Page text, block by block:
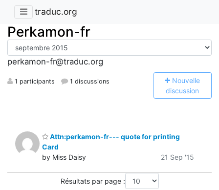
traduc.org
Perkamon-fr
perkamon-fr@traduc.org
1 participants 1 discussions Nouvelle
discussion
Attn:perkamon-fr--- quote for printing
Card
by Miss Daisy
21 Sep '15
Résultats par page :